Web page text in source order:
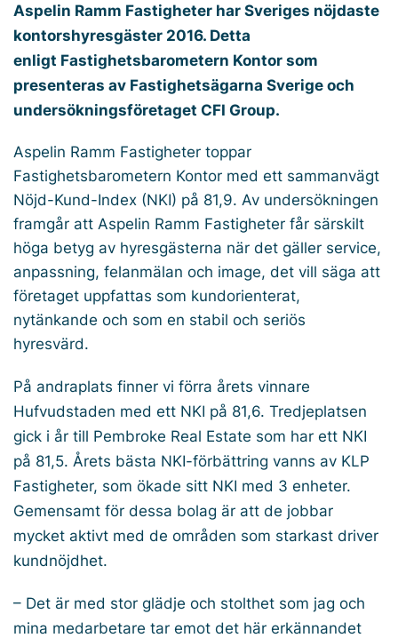
Aspelin Ramm Fastigheter har Sveriges nöjdaste
kontorshyresgäster 2016. Detta
enligt Fastighetsbarometern Kontor som
presenteras av Fastighetsägarna Sverige och
undersökningsföretaget CFI Group.
Aspelin Ramm Fastigheter toppar
Fastighetsbarometern Kontor med ett sammanvägt
Nöjd-Kund-Index (NKI) på 81,9. Av undersökningen
framgår att Aspelin Ramm Fastigheter får särskilt
höga betyg av hyresgästerna när det gäller service,
anpassning, felanmälan och image, det vill säga att
företaget uppfattas som kundorienterat,
nytänkande och som en stabil och seriös
hyresvärd.
På andraplats finner vi förra årets vinnare
Hufvudstaden med ett NKI på 81,6. Tredjeplatsen
gick i år till Pembroke Real Estate som har ett NKI
på 81,5. Årets bästa NKI-förbättring vanns av KLP
Fastigheter, som ökade sitt NKI med 3 enheter.
Gemensamt för dessa bolag är att de jobbar
mycket aktivt med de områden som starkast driver
kundnöjdhet.
– Det är med stor glädje och stolthet som jag och
mina medarbetare tar emot det här erkännandet